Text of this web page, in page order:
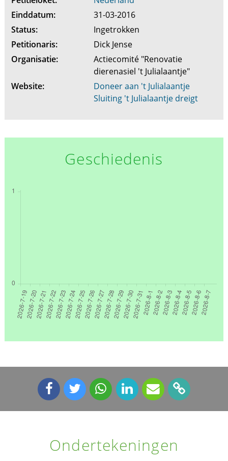
Einddatum:
31-03-2016
Status:
Ingetrokken
Petitionaris:
Dick Jense
Organisatie:
Actiecomité "Renovatie
dierenasiel 't Julialaantje"
Website:
Doneer aan 't Julialaantje
Sluiting 't Julialaantje dreigt
Geschiedenis
Ondertekeningen